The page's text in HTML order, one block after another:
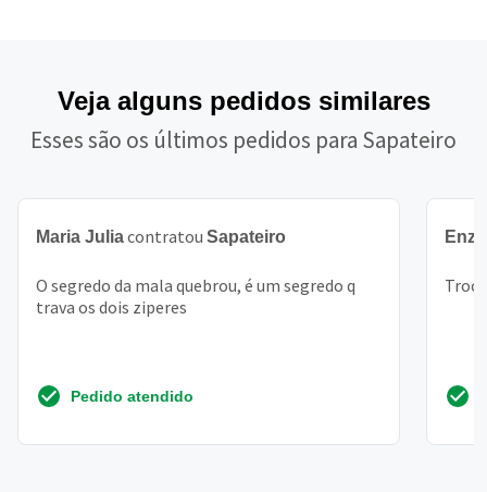
Veja alguns pedidos similares
Esses são os últimos pedidos para Sapateiro
Maria Juliacontratou Sapateiro
O segredo da mala quebrou, é um segredo q
trava os dois ziperes
Pedido atendido
Enzo